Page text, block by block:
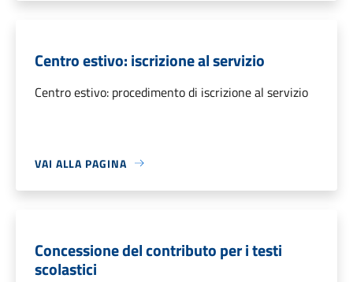
Centro estivo: iscrizione al servizio
Centro estivo: procedimento di iscrizione al servizio
VAI ALLA PAGINA
Concessione del contributo per i testi
scolastici